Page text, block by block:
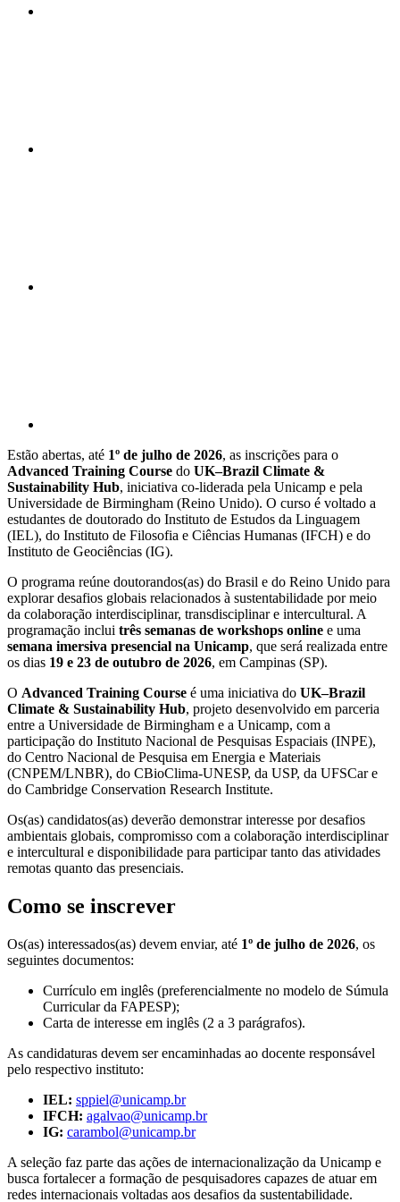
Estão abertas, até 1º de julho de 2026, as inscrições para o
Advanced Training Course do UK–Brazil Climate &
Sustainability Hub, iniciativa co-liderada pela Unicamp e pela
Universidade de Birmingham (Reino Unido). O curso é voltado a
estudantes de doutorado do Instituto de Estudos da Linguagem
(IEL), do Instituto de Filosofia e Ciências Humanas (IFCH) e do
Instituto de Geociências (IG).
O programa reúne doutorandos(as) do Brasil e do Reino Unido para
explorar desafios globais relacionados à sustentabilidade por meio
da colaboração interdisciplinar, transdisciplinar e intercultural. A
programação inclui três semanas de workshops online e uma
semana imersiva presencial na Unicamp, que será realizada entre
os dias 19 e 23 de outubro de 2026, em Campinas (SP).
O Advanced Training Course é uma iniciativa do UK–Brazil
Climate & Sustainability Hub, projeto desenvolvido em parceria
entre a Universidade de Birmingham e a Unicamp, com a
participação do Instituto Nacional de Pesquisas Espaciais (INPE),
do Centro Nacional de Pesquisa em Energia e Materiais
(CNPEM/LNBR), do CBioClima-UNESP, da USP, da UFSCar e
do Cambridge Conservation Research Institute.
Os(as) candidatos(as) deverão demonstrar interesse por desafios
ambientais globais, compromisso com a colaboração interdisciplinar
e intercultural e disponibilidade para participar tanto das atividades
remotas quanto das presenciais.
Como se inscrever
Os(as) interessados(as) devem enviar, até 1º de julho de 2026, os
seguintes documentos:
Currículo em inglês (preferencialmente no modelo de Súmula
Curricular da FAPESP);
Carta de interesse em inglês (2 a 3 parágrafos).
As candidaturas devem ser encaminhadas ao docente responsável
pelo respectivo instituto:
IEL: sppiel@unicamp.br
IFCH: agalvao@unicamp.br
IG: carambol@unicamp.br
A seleção faz parte das ações de internacionalização da Unicamp e
busca fortalecer a formação de pesquisadores capazes de atuar em
redes internacionais voltadas aos desafios da sustentabilidade.